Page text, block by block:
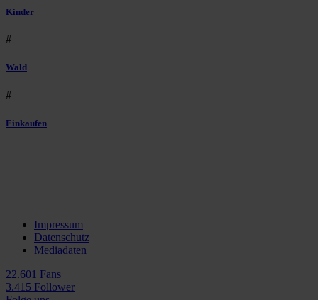
Kinder
#
Wald
#
Einkaufen
Impressum
Datenschutz
Mediadaten
22.601 Fans
3.415 Follower